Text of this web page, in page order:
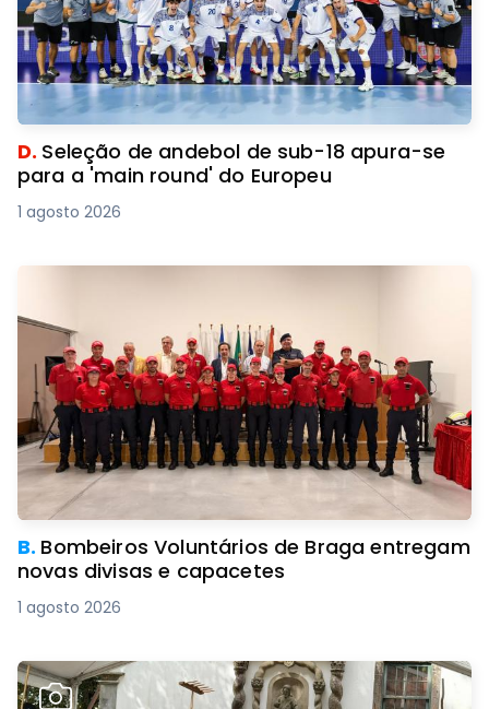
D. Seleção de andebol de sub-18 apura-se
para a 'main round' do Europeu
1 agosto 2026
B. Bombeiros Voluntários de Braga entregam
novas divisas e capacetes
1 agosto 2026